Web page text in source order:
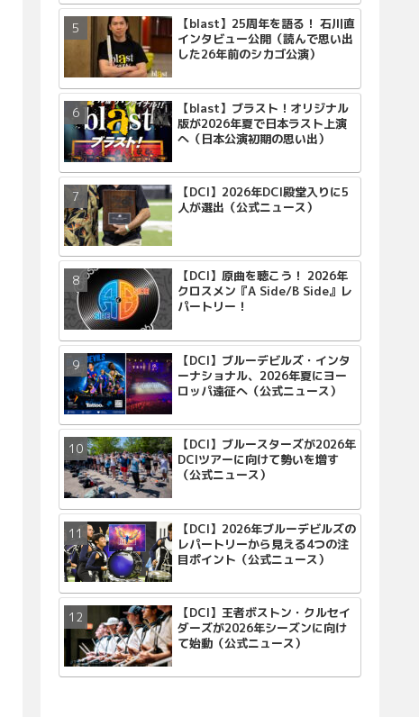
【blast】25周年を語る！ 石川直
インタビュー公開（読んで思い出
した26年前のシカゴ公演）
【blast】ブラスト！オリジナル
版が2026年夏で日本ラスト上演
へ（日本公演初期の思い出）
【DCI】2026年DCI殿堂入りに5
人が選出（公式ニュース）
【DCI】原曲を聴こう！ 2026年
クロスメン『A Side/B Side』レ
パートリー！
【DCI】ブルーデビルズ・インタ
ーナショナル、2026年夏にヨー
ロッパ遠征へ（公式ニュース）
【DCI】ブルースターズが2026年
DCIツアーに向けて勢いを増す
（公式ニュース）
【DCI】2026年ブルーデビルズの
レパートリーから見える4つの注
目ポイント（公式ニュース）
【DCI】王者ボストン・クルセイ
ダーズが2026年シーズンに向け
て始動（公式ニュース）